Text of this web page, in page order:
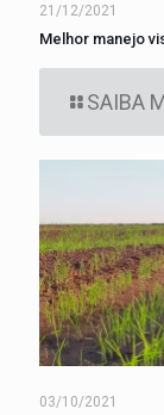
21/12/2021
Melhor manejo
SAIBA
03/10/2021